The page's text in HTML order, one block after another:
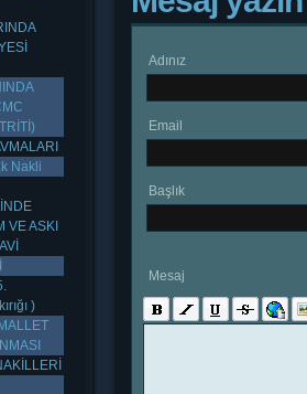
Adınız
Email
Başlık
Mesaj
Nakli
VE ASKI
)